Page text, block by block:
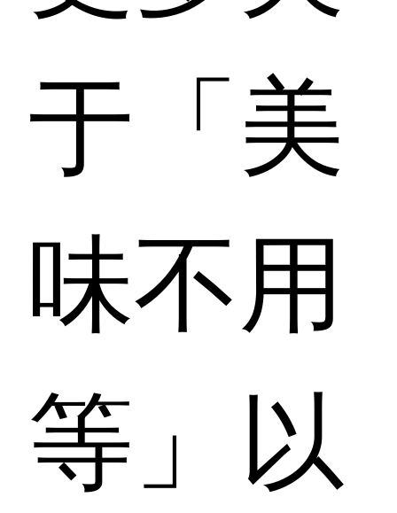
于「美
味不用
等」以